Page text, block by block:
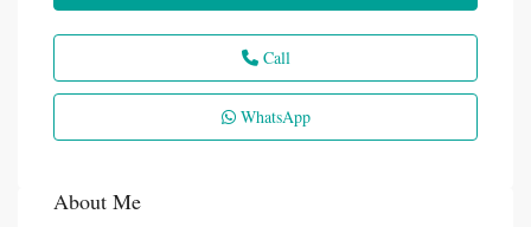
Call
WhatsApp
About Me